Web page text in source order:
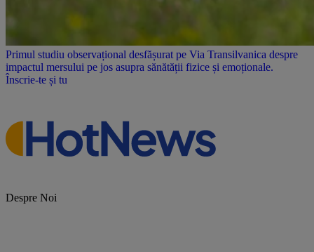
Primul studiu observațional desfășurat pe Via Transilvanica despre
impactul mersului pe jos asupra sănătății fizice și emoționale.
Înscrie-te și tu
Despre Noi